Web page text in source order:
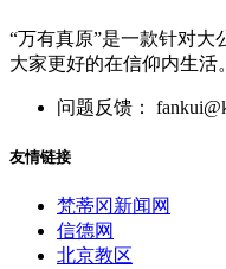
“万有真原”是一款针对大
大家更好的在信仰内生活。
问题反馈：
友情链接
梵蒂冈新闻网
信德网
北京教区